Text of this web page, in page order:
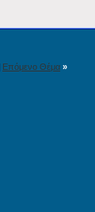
Επόμενο Θέμα »